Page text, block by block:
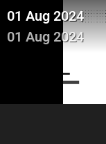
01 Aug 2024
01 Aug 2024